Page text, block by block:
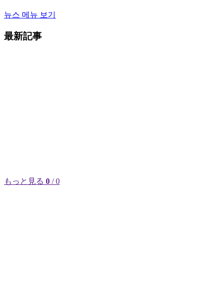
뉴스 메뉴 보기
最新記事
もっと見る 0 / 0